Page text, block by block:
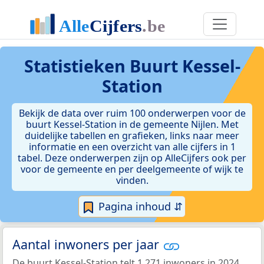
Statistieken Buurt Kessel-
Station
Bekijk de data over ruim 100 onderwerpen voor de
buurt Kessel-Station in de gemeente Nijlen. Met
duidelijke tabellen en grafieken, links naar meer
informatie en een overzicht van alle cijfers in 1
tabel. Deze onderwerpen zijn op AlleCijfers ook per
voor de gemeente en per deelgemeente of wijk te
vinden.
Pagina inhoud ⇵
Aantal inwoners per jaar